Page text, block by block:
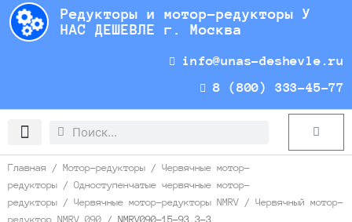
Перейти
содержимому
Редукторы и мотор-редукторы У
НАС ДЕШЕВЛЕ г. Москва
info@unas-deshevle.ru
8 (800) 333-45-77
Search
Search Cart
Главная / Мотор-редукторы / Червячные мотор-
редукторы / Одноступенчатые червячные мотор-
редукторы / Червячные мотор-редукторы NMRV / Червячный мотор-
редуктор NMRV 090 / NMRV090-15-93.3-3